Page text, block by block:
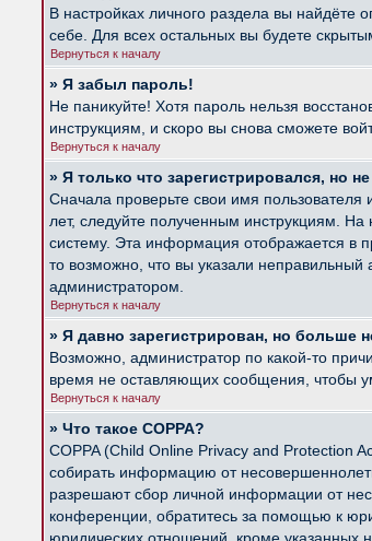
В настройках личного раздела вы найдёте
себе. Для всех остальных вы будете
Вернуться к началу
» Я забыл пароль!
Не паникуйте! Хотя пароль нельзя
инструкциям, и скоро вы снова сможете
Вернуться к началу
» Я только что зарегистрировался, но
Сначала проверьте свои имя
лет, следуйте полученным инструкциям.
систему. Эта информация отображается в
то возможно, что вы указали
администратором.
Вернуться к началу
» Я давно зарегистрирован, но больше
Возможно, администратор по какой-то
время не оставляющих сообщения, чтобы
Вернуться к началу
» Что такое COPPA?
COPPA (Child Online Privacy and Protection
собирать информацию от
разрешают сбор личной информации от
конференции, обратитесь за помощью к